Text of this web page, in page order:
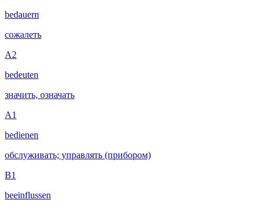
bedauern
сожалеть
A2
bedeuten
значить, означать
A1
bedienen
обслуживать; управлять (прибором)
B1
beeinflussen